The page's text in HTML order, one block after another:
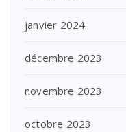
janvier 2024
décembre 2023
novembre 2023
octobre 2023